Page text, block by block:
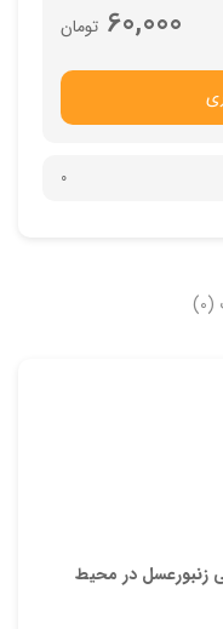
تومان 60,000
0
زنبورعسل در محیط